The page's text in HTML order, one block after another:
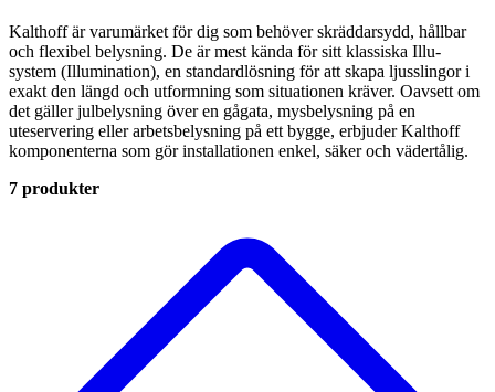
Kalthoff är varumärket för dig som behöver skräddarsydd, hållbar
och flexibel belysning. De är mest kända för sitt klassiska Illu-
system (Illumination), en standardlösning för att skapa ljusslingor i
exakt den längd och utformning som situationen kräver. Oavsett om
det gäller julbelysning över en gågata, mysbelysning på en
uteservering eller arbetsbelysning på ett bygge, erbjuder Kalthoff
komponenterna som gör installationen enkel, säker och vädertålig.
7 produkter